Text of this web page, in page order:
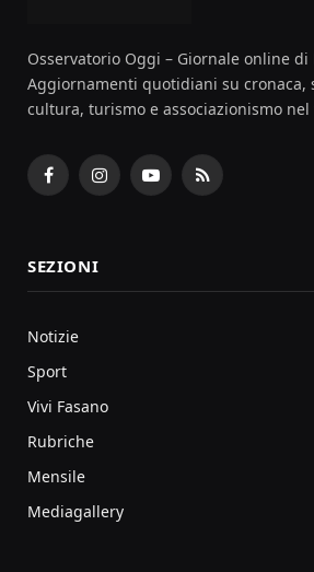
Osservatorio Oggi – Giornale online di
Aggiornamenti quotidiani su cronaca,
cultura, turismo e associazionismo
FacebookInstagramYouTubeRSS
SEZIONI
Notizie
Sport
Vivi Fasano
Rubriche
Mensile
Mediagallery